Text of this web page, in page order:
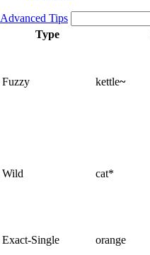
Advanced Tips
Type
Fuzzy kettle~
Wild cat*
Exact-Single
orange